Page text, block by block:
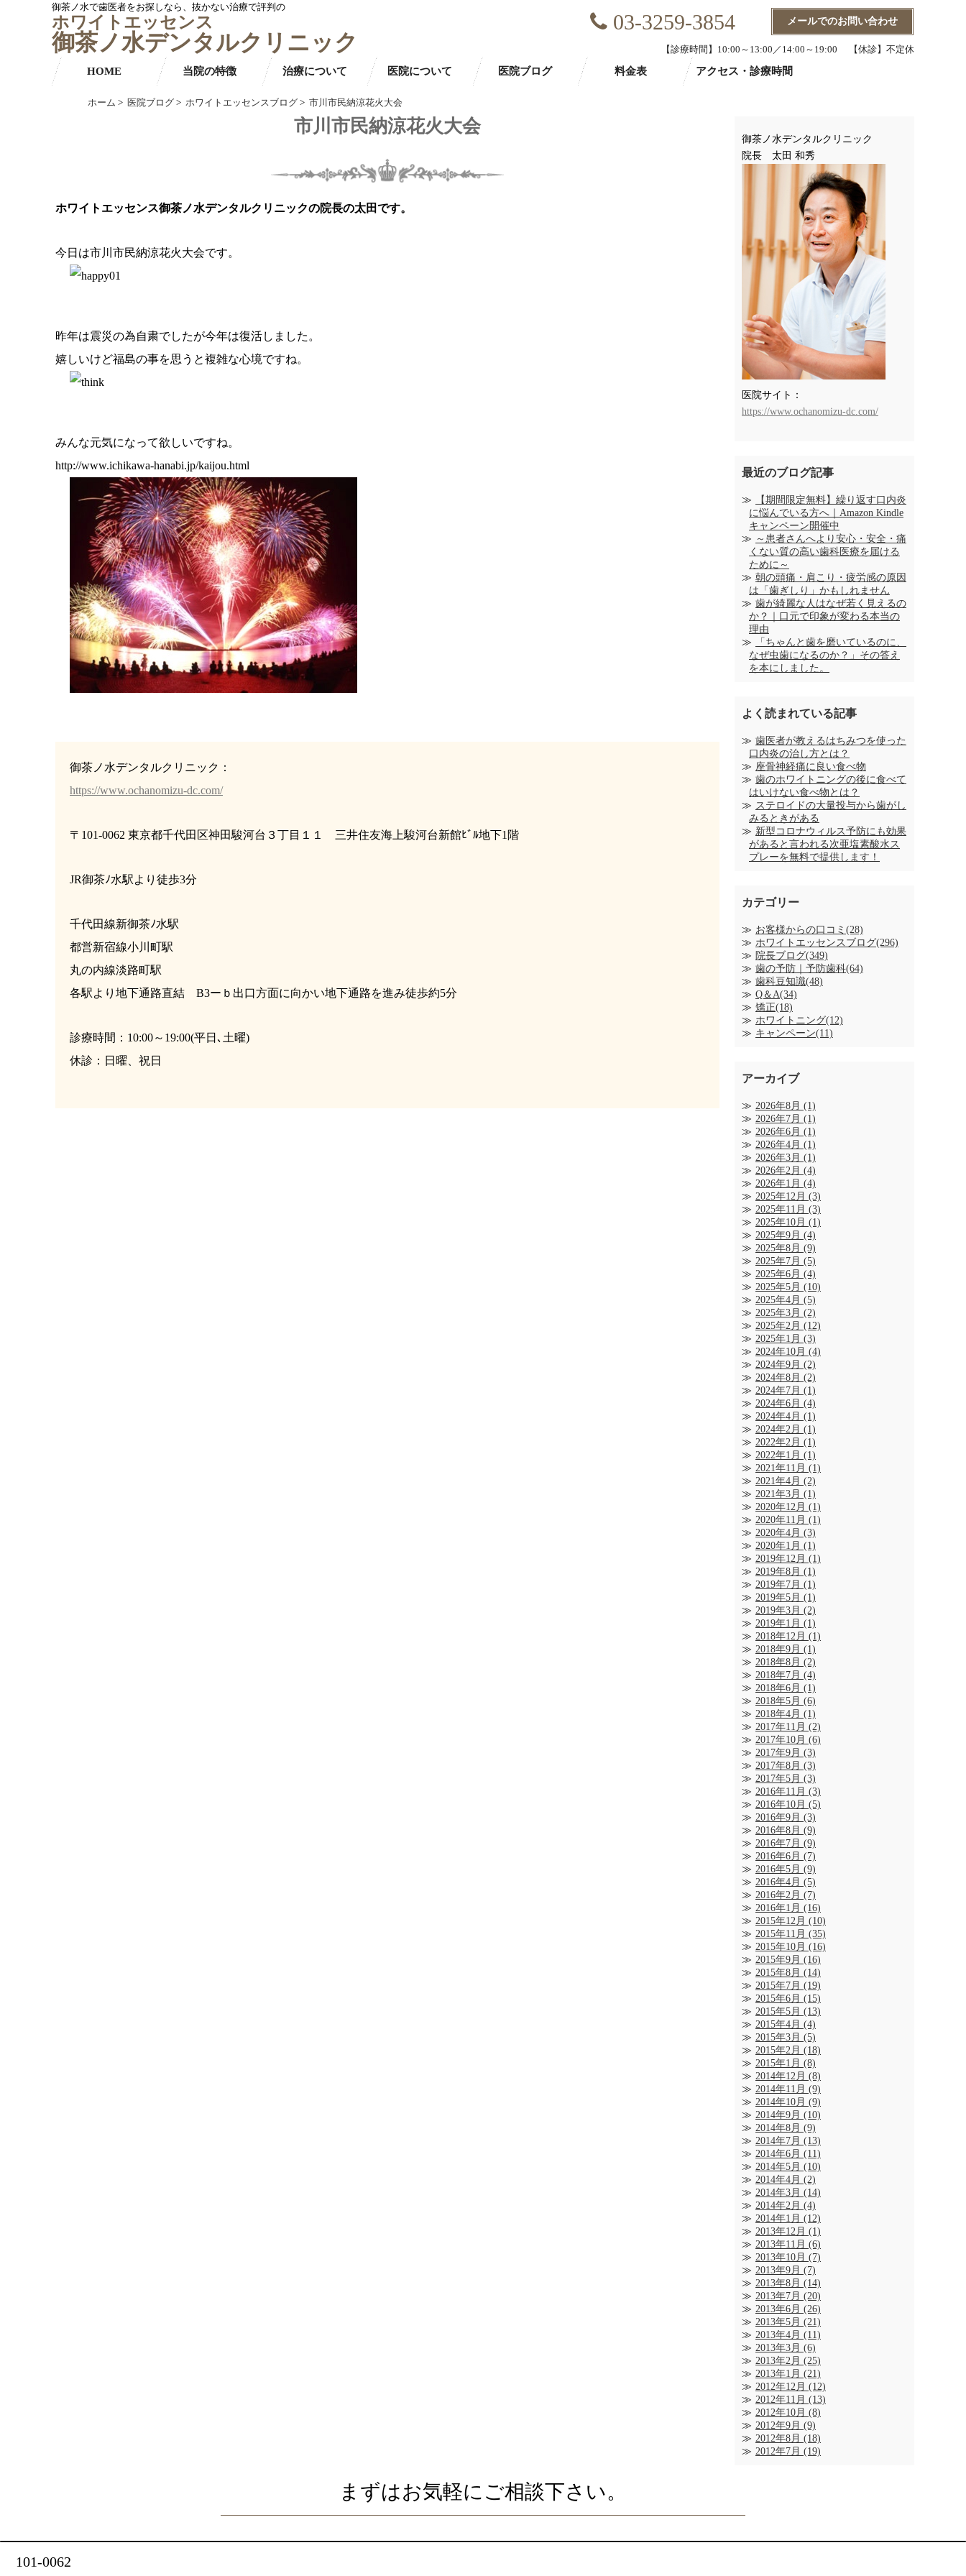
御茶ノ水で歯医者をお探しなら、抜かない治療で評判の
ホワイトエッセンス
御茶ノ水デンタルクリニック
メールでのお問い合わせ
03-3259-3854
【診療時間】10:00～13:00／14:00～19:00 【休診】不定休
HOME 当院の特徴 治療について 医院について 医院ブログ 料金表 アクセス・診療時間
ホーム > 医院ブログ > ホワイトエッセンスブログ > 市川市民納涼花火大会
市川市民納涼花火大会
ホワイトエッセンス御茶ノ水デンタルクリニックの院長の太田です。
今日は市川市民納涼花火大会です。
昨年は震災の為自粛でしたが今年は復活しました。
嬉しいけど福島の事を思うと複雑な心境ですね。
みんな元気になって欲しいですね。
http://www.ichikawa-hanabi.jp/kaijou.html
御茶ノ水デンタルクリニック：
https://www.ochanomizu-dc.com/
〒101-0062 東京都千代田区神田駿河台３丁目１１ 三井住友海上駿河台新館ﾋﾞﾙ地下1階
JR御茶ﾉ水駅より徒歩3分
千代田線新御茶ﾉ水駅
都営新宿線小川町駅
丸の内線淡路町駅
各駅より地下通路直結 B3ーｂ出口方面に向かい地下通路を進み徒歩約5分
診療時間：10:00～19:00(平日､土曜)
休診：日曜、祝日
御茶ノ水デンタルクリニック
院長 太田 和秀
医院サイト：
https://www.ochanomizu-dc.com/
最近のブログ記事
【期間限定無料】繰り返す口内炎
に悩んでいる方へ｜Amazon Kindle
キャンペーン開催中
～患者さんへより安心・安全・痛
くない質の高い歯科医療を届ける
ために～
朝の頭痛・肩こり・疲労感の原因
は「歯ぎしり」かもしれません
歯が綺麗な人はなぜ若く見えるの
か？｜口元で印象が変わる本当の
理由
「ちゃんと歯を磨いているのに、
なぜ虫歯になるのか？」その答え
を本にしました。
よく読まれている記事
歯医者が教えるはちみつを使った
口内炎の治し方とは？
座骨神経痛に良い食べ物
歯のホワイトニングの後に食べて
はいけない食べ物とは？
ステロイドの大量投与から歯がし
みるときがある
新型コロナウィルス予防にも効果
があると言われる次亜塩素酸水ス
プレーを無料で提供します！
カテゴリー
お客様からの口コミ(28)
ホワイトエッセンスブログ(296)
院長ブログ(349)
歯の予防｜予防歯科(64)
歯科豆知識(48)
Q＆A(34)
矯正(18)
ホワイトニング(12)
キャンペーン(11)
アーカイブ
2026年8月 (1)
2026年7月 (1)
2026年6月 (1)
2026年4月 (1)
2026年3月 (1)
2026年2月 (4)
2026年1月 (4)
2025年12月 (3)
2025年11月 (3)
2025年10月 (1)
2025年9月 (4)
2025年8月 (9)
2025年7月 (5)
2025年6月 (4)
2025年5月 (10)
2025年4月 (5)
2025年3月 (2)
2025年2月 (12)
2025年1月 (3)
2024年10月 (4)
2024年9月 (2)
2024年8月 (2)
2024年7月 (1)
2024年6月 (4)
2024年4月 (1)
2024年2月 (1)
2022年2月 (1)
2022年1月 (1)
2021年11月 (1)
2021年4月 (2)
2021年3月 (1)
2020年12月 (1)
2020年11月 (1)
2020年4月 (3)
2020年1月 (1)
2019年12月 (1)
2019年8月 (1)
2019年7月 (1)
2019年5月 (1)
2019年3月 (2)
2019年1月 (1)
2018年12月 (1)
2018年9月 (1)
2018年8月 (2)
2018年7月 (4)
2018年6月 (1)
2018年5月 (6)
2018年4月 (1)
2017年11月 (2)
2017年10月 (6)
2017年9月 (3)
2017年8月 (3)
2017年5月 (3)
2016年11月 (3)
2016年10月 (5)
2016年9月 (3)
2016年8月 (9)
2016年7月 (9)
2016年6月 (7)
2016年5月 (9)
2016年4月 (5)
2016年2月 (7)
2016年1月 (16)
2015年12月 (10)
2015年11月 (35)
2015年10月 (16)
2015年9月 (16)
2015年8月 (14)
2015年7月 (19)
2015年6月 (15)
2015年5月 (13)
2015年4月 (4)
2015年3月 (5)
2015年2月 (18)
2015年1月 (8)
2014年12月 (8)
2014年11月 (9)
2014年10月 (9)
2014年9月 (10)
2014年8月 (9)
2014年7月 (13)
2014年6月 (11)
2014年5月 (10)
2014年4月 (2)
2014年3月 (14)
2014年2月 (4)
2014年1月 (12)
2013年12月 (1)
2013年11月 (6)
2013年10月 (7)
2013年9月 (7)
2013年8月 (14)
2013年7月 (20)
2013年6月 (26)
2013年5月 (21)
2013年4月 (11)
2013年3月 (6)
2013年2月 (25)
2013年1月 (21)
2012年12月 (12)
2012年11月 (13)
2012年10月 (8)
2012年9月 (9)
2012年8月 (18)
2012年7月 (19)
まずはお気軽にご相談下さい。
101-0062